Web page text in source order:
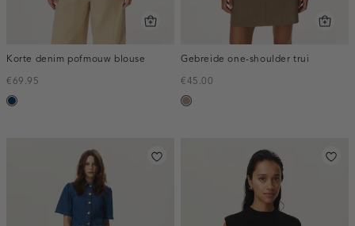
Korte denim pofmouw blouse
€69.95
blauw,
Gebreide one-shoulder trui
€45.00
taupe,